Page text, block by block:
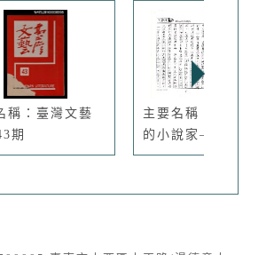
稱：臺灣文藝
期
主要名稱：一位異質
的小說家—...